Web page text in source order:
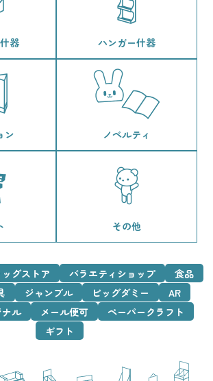
器 ハンガー什器
ン ノベルティ
その他
ッグストア バラエティショップ
食品
ジャンブル ビッグダミー
AR
ナル
メール便可
ペーパークラフト
ギフト